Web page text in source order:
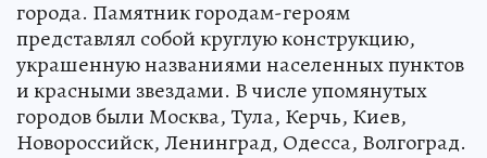
города. Памятник городам-героям
представлял собой круглую конструкцию,
украшенную названиями населенных пунктов
и красными звездами. В числе упомянутых
городов были Москва, Тула, Керчь, Киев,
Новороссийск, Ленинград, Одесса, Волгоград.